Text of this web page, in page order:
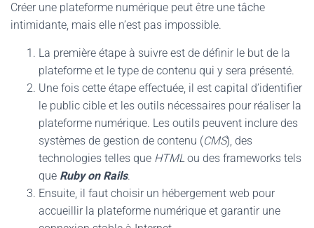
Créer une plateforme numérique peut être une tâche
intimidante, mais elle n’est pas impossible.
La première étape à suivre est de définir le but de la
plateforme et le type de contenu qui y sera présenté.
Une fois cette étape effectuée, il est capital d’identifier
le public cible et les outils nécessaires pour réaliser la
plateforme numérique. Les outils peuvent inclure des
systèmes de gestion de contenu (CMS), des
technologies telles que HTML ou des frameworks tels
que Ruby on Rails.
Ensuite, il faut choisir un hébergement web pour
accueillir la plateforme numérique et garantir une